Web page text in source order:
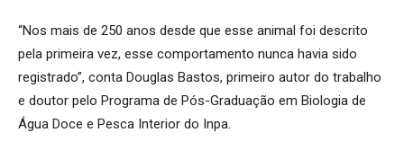
“Nos mais de 250 anos desde que esse animal foi descrito
pela primeira vez, esse comportamento nunca havia sido
registrado”, conta Douglas Bastos, primeiro autor do trabalho
e doutor pelo Programa de Pós-Graduação em Biologia de
Água Doce e Pesca Interior do Inpa.